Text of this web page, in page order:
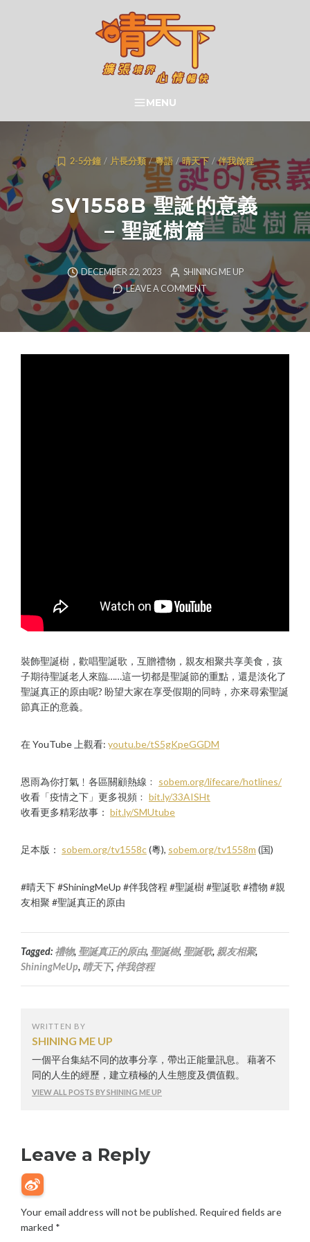
晴天下 SHININGMEUP
SEARCH
MENU
2-5分鐘 / 片長分類 / 粵語 / 晴天下 / 伴我啟程
SV1558B 聖誕的意義
– 聖誕樹篇
DECEMBER 22, 2023
SHINING ME UP
LEAVE A COMMENT
裝飾聖誕樹，歡唱聖誕歌，互贈禮物，親友相聚共享美食，孩
子期待聖誕老人來臨……這一切都是聖誕節的重點，還是淡化了
聖誕真正的原由呢? 盼望大家在享受假期的同時，亦來尋索聖誕
節真正的意義。
在 YouTube 上觀看: youtu.be/tS5gKpeGGDM
恩雨為你打氣﹗各區關顧熱線﹕ sobem.org/lifecare/hotlines/
收看「疫情之下」更多視頻﹕ bit.ly/33AISHt
收看更多精彩故事： bit.ly/SMUtube
足本版： sobem.org/tv1558c(粵), sobem.org/tv1558m (国)
#晴天下 #ShiningMeUp #伴我啓程 #聖誕樹 #聖誕歌 #禮物 #親
友相聚 #聖誕真正的原由
Tagged: 禮物, 聖誕真正的原由, 聖誕樹, 聖誕歌, 親友相聚,
ShiningMeUp, 晴天下, 伴我啓程
WRITTEN BY
SHINING ME UP
一個平台集結不同的故事分享，帶出正能量訊息。 藉著不
同的人生的經歷，建立積極的人生態度及價值觀。
VIEW ALL POSTS BY SHINING ME UP
Leave a Reply
Your email address will not be published. Required fields are
marked *